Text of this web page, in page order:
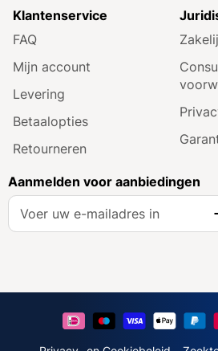
Klantenservice
FAQ
Mijn account
Levering
Betaalopties
Retourneren
Aanmelden voor aanbiedingen
A
e